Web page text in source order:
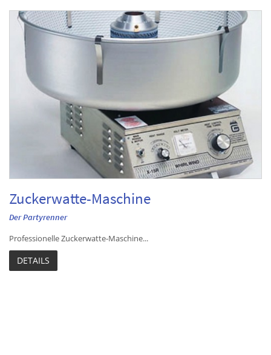
Zuckerwatte-Maschine
Der Partyrenner
Professionelle Zuckerwatte-Maschine...
DETAILS